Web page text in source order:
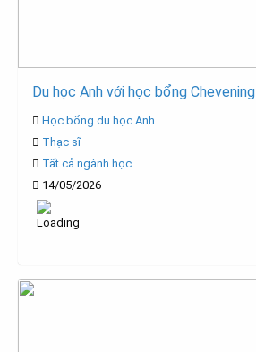
Du học Anh với học bổng Chevening
Học bổng du học Anh
Thạc sĩ
Tất cả ngành học
14/05/2026